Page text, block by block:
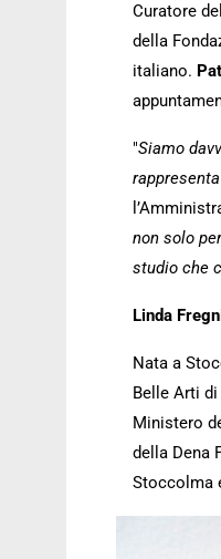
Curatore
della
italiano.
"Siamo
non solo
studio che
Linda
Nata a
Belle Arti
Ministero
della Dena
Stoccolma